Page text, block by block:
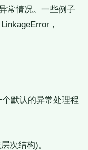
常情况。一些例子
，
默认的异常处理程
次结构)。